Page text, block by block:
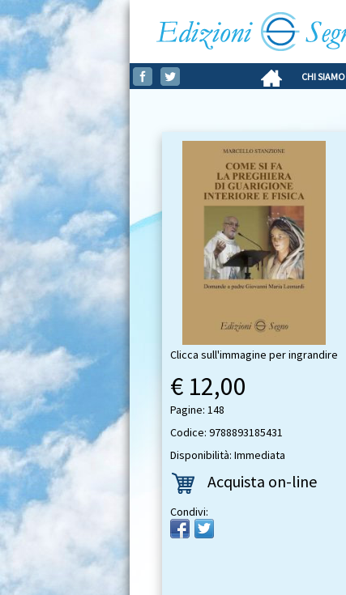
CHI SIAMO
Clicca sull'immagine per ingrandire
€ 12,00
Pagine: 148
Codice: 9788893185431
Disponibilità: Immediata
Acquista on-line
Condivi: